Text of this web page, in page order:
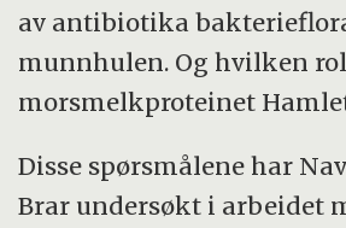
av antibiotika
munnhulen. Og hvilken
morsmelkproteinet
Disse spørsmålene har
Brar undersøkt i arbeidet